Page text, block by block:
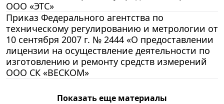
ООО «ЭТС»
Приказ Федерального агентства по
техническому регулированию и метрологии от
10 сентября 2007 г. № 2444 «О предоставлении
лицензии на осуществление деятельности по
изготовлению и ремонту средств измерений
ООО СК «ВЕСКОМ»
Показать еще материалы